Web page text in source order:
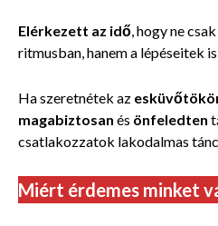
Elérkezett az idő, hogy ne
ritmusban, hanem a lépéseitek
Ha szeretnétek az
magabiztosan és önfeledten
csatlakozzatok lakodalmas
Miért érdemes minket